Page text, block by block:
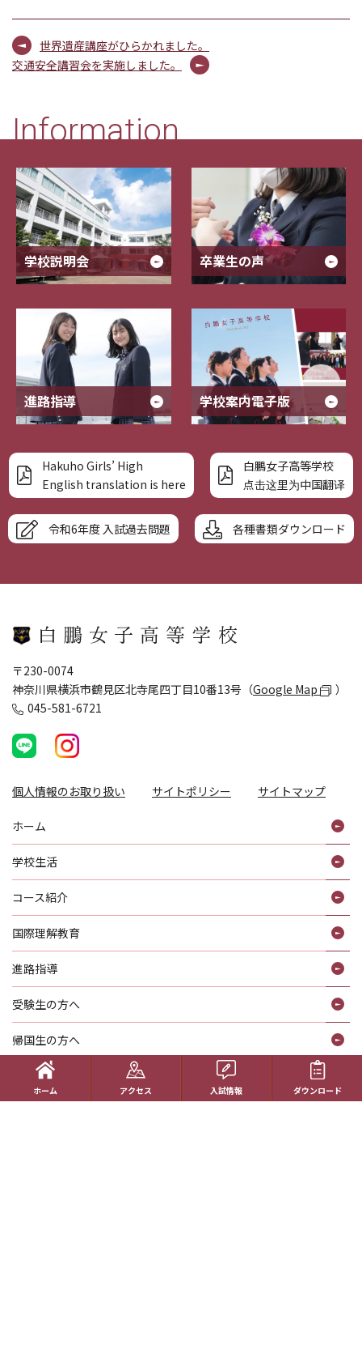
世界遺産講座がひらかれました。
交通安全講習会を実施しました。
Information
学校説明会 卒業生の声
進路指導 学校案内電子版
Hakuho Girls’ High
English translation is here
白鵬女子高等学校
点击这里为中国翻译
令和6年度 入試過去問題 各種書類ダウンロード
〒230-0074
神奈川県横浜市鶴見区北寺尾四丁目10番13号（Google Map
）
045-581-6721
個人情報のお取り扱い サイトポリシー サイトマップ
ホーム
学校生活
コース紹介
国際理解教育
進路指導
受験生の方へ
帰国生の方へ
学校概要
ホーム アクセス 入試情報 ダウンロード